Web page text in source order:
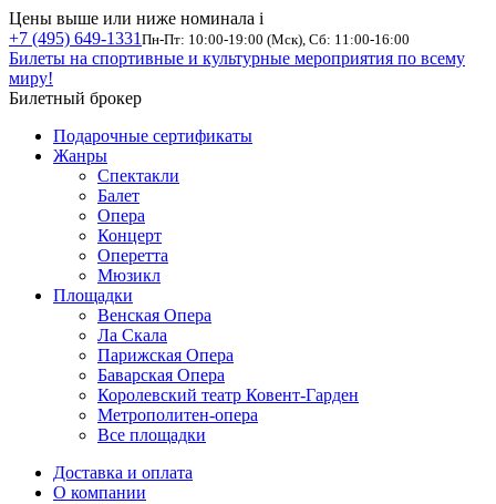
Цены выше или ниже номинала i
+7 (495) 649-1331 Пн-Пт: 10:00-19:00 (Мск), Сб: 11:00-16:00
Билеты на спортивные и культурные мероприятия по всему
миру!
Билетный брокер
Подарочные сертификаты
Жанры
Спектакли
Балет
Опера
Концерт
Оперетта
Мюзикл
Площадки
Венская Опера
Ла Скала
Парижская Опера
Баварская Опера
Королевский театр Ковент-Гарден
Метрополитен-опера
Все площадки
Доставка и оплата
О компании